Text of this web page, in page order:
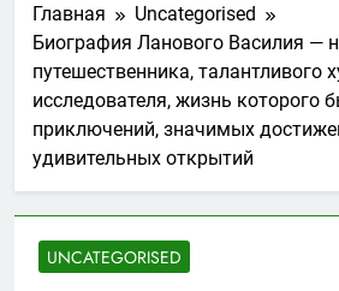
Главная
Uncategorised
Биография Ланового Василия —
путешественника, талантливого
исследователя, жизнь которого
приключений, значимых
удивительных открытий
UNCATEGORISED